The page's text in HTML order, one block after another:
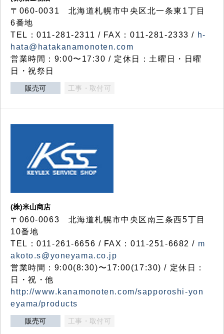
〒060-0031 北海道札幌市中央区北一条東1丁目
6番地
TEL：011-281-2311 / FAX：011-281-2333 / h-
hata@hatakanamonoten.com
営業時間：9:00〜17:30 / 定休日：土曜日・日曜
日・祝祭日
販売可 工事・取付可
(株)米山商店
〒060-0063 北海道札幌市中央区南三条西5丁目
10番地
TEL：011-261-6656 / FAX：011-251-6682 / m
akoto.s@yoneyama.co.jp
営業時間：9:00(8:30)〜17:00(17:30) / 定休日：
日・祝・他
http://www.kanamonoten.com/sapporoshi-yon
eyama/products
販売可 工事・取付可